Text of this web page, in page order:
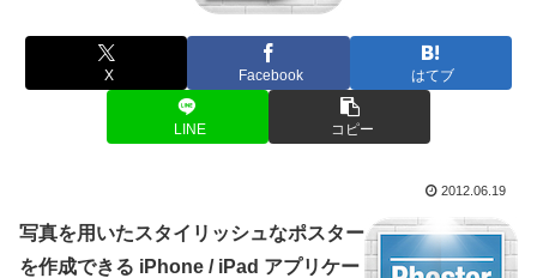
X Facebook はてブ
LINE コピー
2012.06.19
写真を用いたスタイリッシュなポスター
を作成できる iPhone / iPad アプリケー